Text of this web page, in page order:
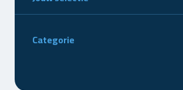
Categorie